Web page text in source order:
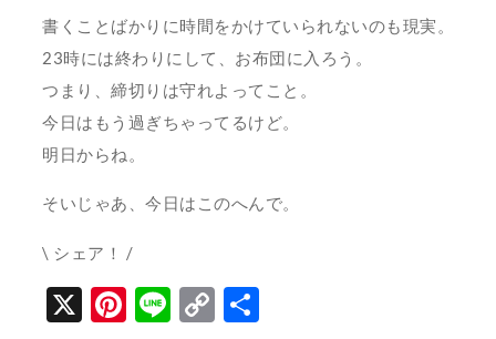
書くことばかりに時間をかけていられないのも現実。
23時には終わりにして、お布団に入ろう。
つまり、締切りは守れよってこと。
今日はもう過ぎちゃってるけど。
明日からね。
そいじゃあ、今日はこのへんで。
\ シェア！ /
X Pinterest
LineCopy